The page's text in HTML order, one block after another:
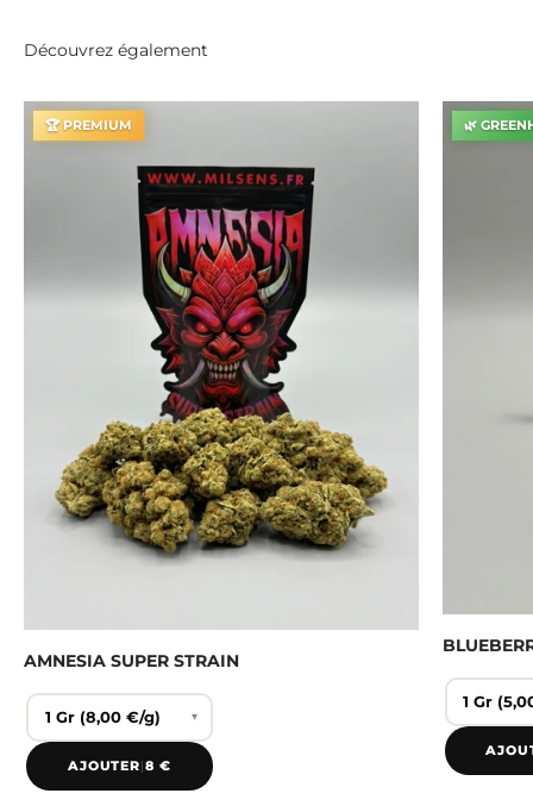
Découvrez également
🏆 PREMIUM
AMNESIA SUPER STRAIN
▾
AJOUTER|8 €
🌿